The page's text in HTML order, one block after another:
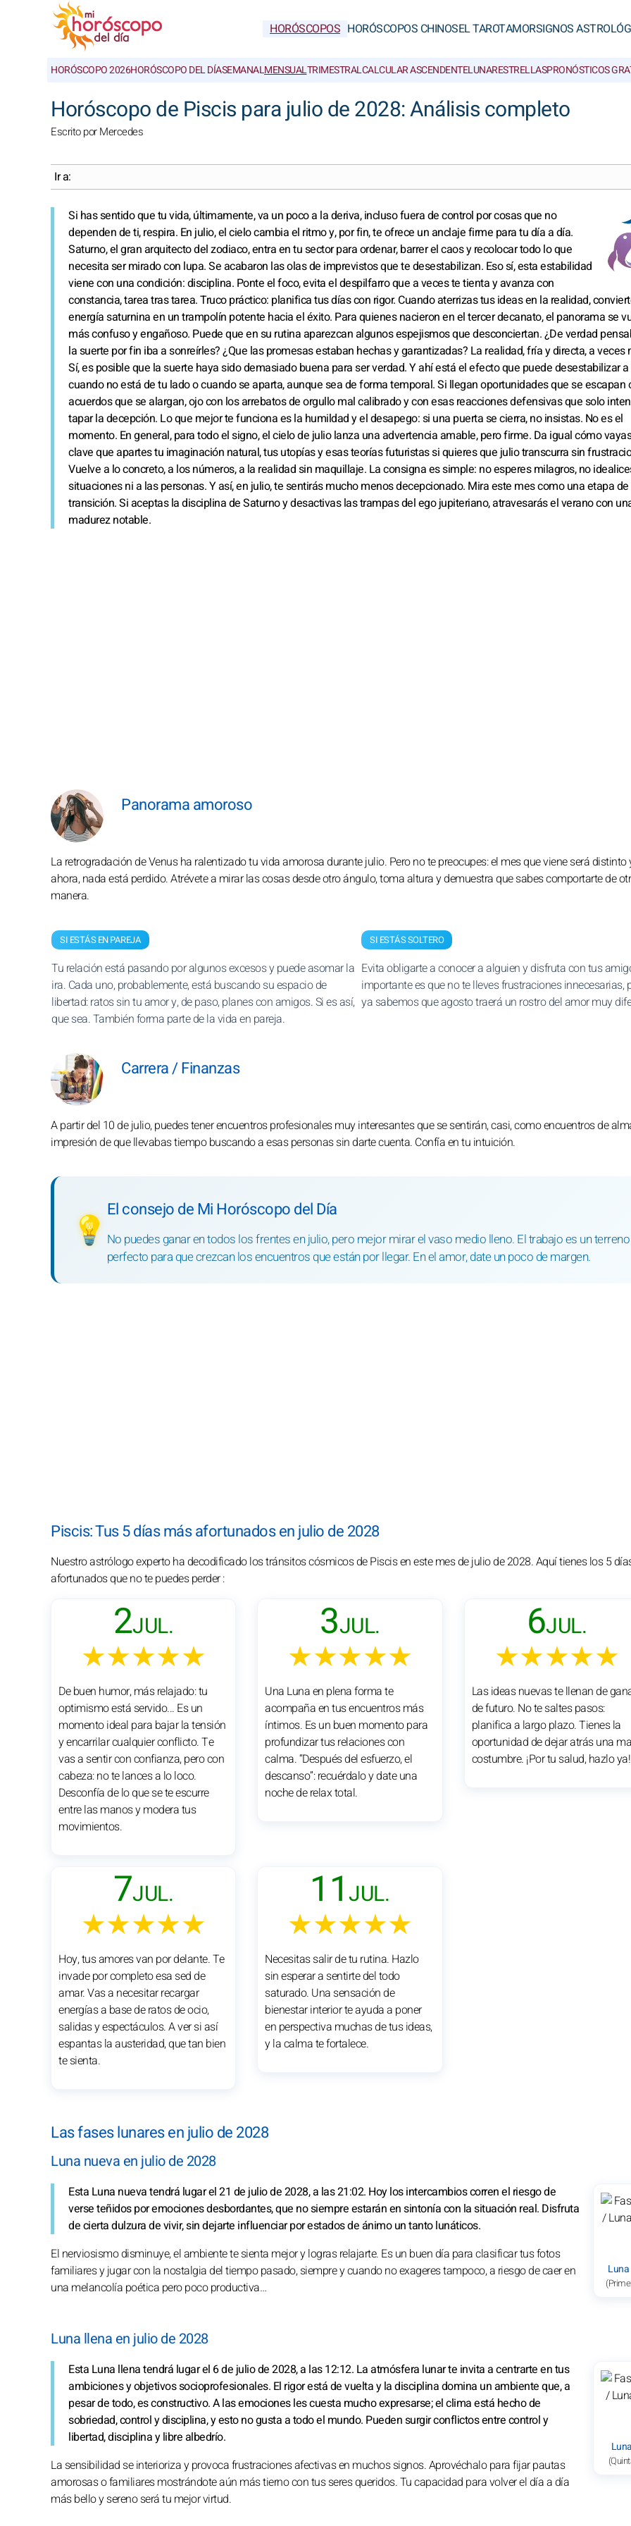
HORÓSCOPOS HORÓSCOPOS CHINOSEL TAROTAMORSIGNOS
HORÓSCOPO 2026HORÓSCOPO DEL DÍASEMANALMENSUALTRIMESTRALCALCULAR ASCENDENTELUNARESTRELLASPRONÓSTICOS
Horóscopo de Piscis para julio de 2028: Análisis completo
Escrito por Mercedes
Ir a:
Si has sentido que tu vida, últimamente, va un poco a la deriva, incluso fuera de control por cosas que no
dependen de ti, respira. En julio, el cielo cambia el ritmo y, por fin, te ofrece un anclaje firme para tu día a día.
Saturno, el gran arquitecto del zodiaco, entra en tu sector para ordenar, barrer el caos y recolocar todo lo que
necesita ser mirado con lupa. Se acabaron las olas de imprevistos que te desestabilizan. Eso sí, esta estabilidad
viene con una condición: disciplina. Ponte el foco, evita el despilfarro que a veces te tienta y avanza con
constancia, tarea tras tarea. Truco práctico: planifica tus días con rigor. Cuando aterrizas tus ideas en la realidad,
energía saturnina en un trampolín potente hacia el éxito. Para quienes nacieron en el tercer decanato, el panorama se
más confuso y engañoso. Puede que en su rutina aparezcan algunos espejismos que desconciertan. ¿De verdad
la suerte por fin iba a sonreírles? ¿Que las promesas estaban hechas y garantizadas? La realidad, fría y directa, a veces
Sí, es posible que la suerte haya sido demasiado buena para ser verdad. Y ahí está el efecto que puede desestabilizar
cuando no está de tu lado o cuando se aparta, aunque sea de forma temporal. Si llegan oportunidades que se escapan
acuerdos que se alargan, ojo con los arrebatos de orgullo mal calibrado y con esas reacciones defensivas que solo
tapar la decepción. Lo que mejor te funciona es la humildad y el desapego: si una puerta se cierra, no insistas. No es el
momento. En general, para todo el signo, el cielo de julio lanza una advertencia amable, pero firme. Da igual cómo
clave que apartes tu imaginación natural, tus utopías y esas teorías futuristas si quieres que julio transcurra sin
Vuelve a lo concreto, a los números, a la realidad sin maquillaje. La consigna es simple: no esperes milagros, no
situaciones ni a las personas. Y así, en julio, te sentirás mucho menos decepcionado. Mira este mes como una etapa de
transición. Si aceptas la disciplina de Saturno y desactivas las trampas del ego jupiteriano, atravesarás el verano con
madurez notable.
Panorama amoroso
La retrogradación de Venus ha ralentizado tu vida amorosa durante julio. Pero no te preocupes: el mes que viene será distinto
ahora, nada está perdido. Atrévete a mirar las cosas desde otro ángulo, toma altura y demuestra que sabes comportarte de
manera.
SI ESTÁS EN PAREJA
Tu relación está pasando por algunos excesos y puede asomar la
ira. Cada uno, probablemente, está buscando su espacio de
libertad: ratos sin tu amor y, de paso, planes con amigos. Si es así,
que sea. También forma parte de la vida en pareja.
SI ESTÁS SOLTERO
Evita obligarte a conocer a alguien y disfruta con tus
importante es que no te lleves frustraciones innecesarias,
ya sabemos que agosto traerá un rostro del amor muy
Carrera / Finanzas
A partir del 10 de julio, puedes tener encuentros profesionales muy interesantes que se sentirán, casi, como encuentros de
impresión de que llevabas tiempo buscando a esas personas sin darte cuenta. Confía en tu intuición.
💡
El consejo de Mi Horóscopo del Día
No puedes ganar en todos los frentes en julio, pero mejor mirar el vaso medio lleno. El trabajo es un terreno
perfecto para que crezcan los encuentros que están por llegar. En el amor, date un poco de margen.
Piscis: Tus 5 días más afortunados en julio de 2028
Nuestro astrólogo experto ha decodificado los tránsitos cósmicos de Piscis en este mes de julio de 2028. Aquí tienes los 5
afortunados que no te puedes perder :
2JUL.
★★★★★
De buen humor, más relajado: tu
optimismo está servido... Es un
momento ideal para bajar la tensión
y encarrilar cualquier conflicto. Te
vas a sentir con confianza, pero con
cabeza: no te lances a lo loco.
Desconfía de lo que se te escurre
entre las manos y modera tus
movimientos.
3JUL.
★★★★★
Una Luna en plena forma te
acompaña en tus encuentros más
íntimos. Es un buen momento para
profundizar tus relaciones con
calma. “Después del esfuerzo, el
descanso”: recuérdalo y date una
noche de relax total.
6JUL.
★★★★★
Las ideas nuevas te llenan de
de futuro. No te saltes pasos:
planifica a largo plazo. Tienes la
oportunidad de dejar atrás una
costumbre. ¡Por tu salud, hazlo ya!
7JUL.
★★★★★
Hoy, tus amores van por delante. Te
invade por completo esa sed de
amar. Vas a necesitar recargar
energías a base de ratos de ocio,
salidas y espectáculos. A ver si así
espantas la austeridad, que tan bien
te sienta.
11JUL.
★★★★★
Necesitas salir de tu rutina. Hazlo
sin esperar a sentirte del todo
saturado. Una sensación de
bienestar interior te ayuda a poner
en perspectiva muchas de tus ideas,
y la calma te fortalece.
Las fases lunares en julio de 2028
Luna nueva en julio de 2028
Esta Luna nueva tendrá lugar el 21 de julio de 2028, a las 21:02. Hoy los intercambios corren el riesgo de
verse teñidos por emociones desbordantes, que no siempre estarán en sintonía con la situación real. Disfruta
de cierta dulzura de vivir, sin dejarte influenciar por estados de ánimo un tanto lunáticos.
El nerviosismo disminuye, el ambiente te sienta mejor y logras relajarte. Es un buen día para clasificar tus fotos
familiares y jugar con la nostalgia del tiempo pasado, siempre y cuando no exageres tampoco, a riesgo de caer en
una melancolía poética pero poco productiva…
Luna llena en julio de 2028
Esta Luna llena tendrá lugar el 6 de julio de 2028, a las 12:12. La atmósfera lunar te invita a centrarte en tus
ambiciones y objetivos socioprofesionales. El rigor está de vuelta y la disciplina domina un ambiente que, a
pesar de todo, es constructivo. A las emociones les cuesta mucho expresarse; el clima está hecho de
sobriedad, control y disciplina, y esto no gusta a todo el mundo. Pueden surgir conflictos entre control y
libertad, disciplina y libre albedrío.
La sensibilidad se interioriza y provoca frustraciones afectivas en muchos signos. Aprovéchalo para fijar pautas
amorosas o familiares mostrándote aún más tierno con tus seres queridos. Tu capacidad para volver el día a día
más bello y sereno será tu mejor virtud.